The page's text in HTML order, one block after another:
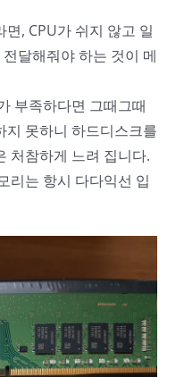
, CPU가 쉬지 않고 일
달해줘야 하는 것이 메
부족하다면 그때그때
지 못하니 하드디스크를
처참하게 느려 집니다.
리는 항시 다다익선 입